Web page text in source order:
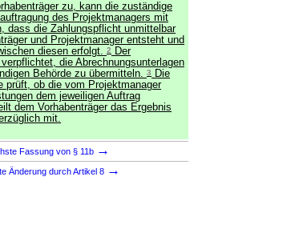
zu, kann die zuständige
des Projektmanagers mit
dass die Zahlungspflicht unmittelbar
und Projektmanager entsteht und
diesen erfolgt. 2
Der
die Abrechnungsunterlagen
Behörde zu übermitteln. 3
Die
prüft, ob die vom Projektmanager
dem jeweiligen Auftrag
dem Vorhabenträger das Ergebnis
mit.
Fassung von § 11b →
Änderung durch Artikel 8 →